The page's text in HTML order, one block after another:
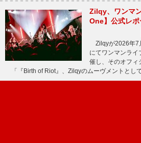
Zilqy、ワンマ
One】公式レ
Zilqyが2026年7
にてワンマンライ
催し、そのオフィ
「『Birth of Riot』、Zilqyのムーヴメントとし